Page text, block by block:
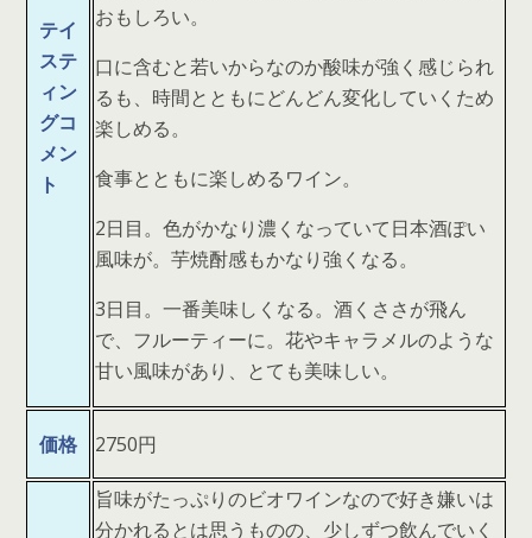
テイ
ステ
ィン
グコ
メン
ト
おもしろい。
口に含むと若いからなのか酸味が強く感じられ
るも、時間とともにどんどん変化していくため
楽しめる。
食事とともに楽しめるワイン。
2日目。色がかなり濃くなっていて日本酒ぽい
風味が。芋焼酎感もかなり強くなる。
3日目。一番美味しくなる。酒くささが飛ん
で、フルーティーに。花やキャラメルのような
甘い風味があり、とても美味しい。
価格 2750円
旨味がたっぷりのビオワインなので好き嫌いは
分かれるとは思うものの、少しずつ飲んでいく